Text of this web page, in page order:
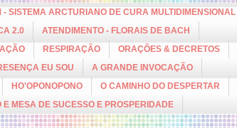
- SISTEMA ARCTURIANO DE CURA MULTIDIMENSIONAL
2.0
ATENDIMENTO - FLORAIS DE BACH
RESPIRAÇÃO ORAÇÕES & DECRETOS
EU SOU
A GRANDE INVOCAÇÃO
HO'OPONOPONO O CAMINHO DO DESPERTAR
MESA DE SUCESSO E PROSPERIDADE